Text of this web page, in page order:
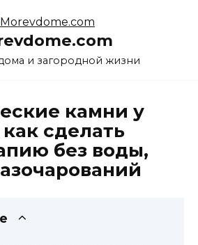
и загородной жизни
камни у
сделать
без воды,